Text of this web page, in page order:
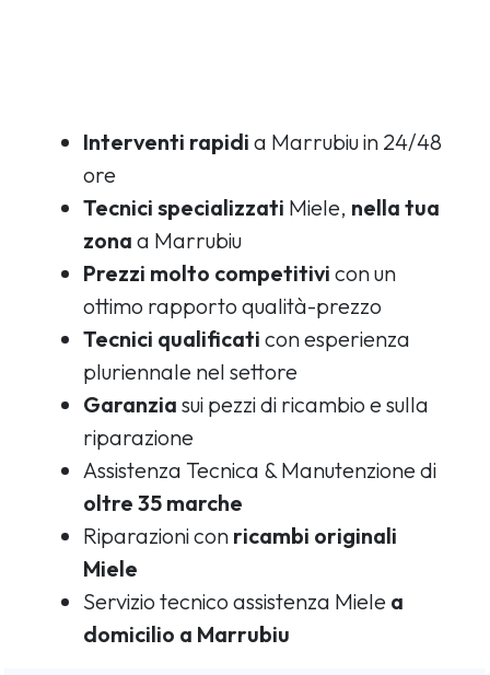
Interventi rapidi a Marrubiu in 24/48
ore
Tecnici specializzati Miele, nella tua
zona a Marrubiu
Prezzi molto competitivi con un
ottimo rapporto qualità-prezzo
Tecnici qualificati con esperienza
pluriennale nel settore
Garanzia sui pezzi di ricambio e sulla
riparazione
Assistenza Tecnica & Manutenzione di
oltre 35 marche
Riparazioni con ricambi originali
Miele
Servizio tecnico assistenza Miele a
domicilio a Marrubiu